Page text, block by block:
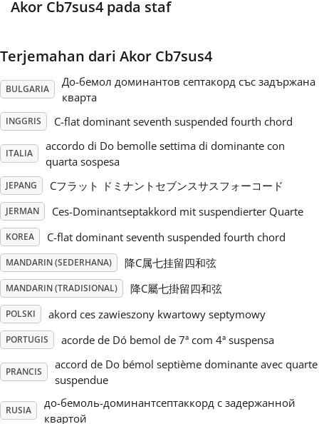
Português
Türkçe
Українська
简体中文
繁體中文
Akor Cb7sus4 pada staf
Terjemahan dari Akor Cb7sus4
BULGARIA
До-бемол доминантов септакорд със задържана
кварта
INGGRIS C-flat dominant seventh suspended fourth chord
ITALIA
accordo di Do bemolle settima di dominante con
quarta sospesa
JEPANG Cフラット ドミナントセブンスサスフォーコード
JERMAN Ces-Dominantseptakkord mit suspendierter Quarte
KOREA C-flat dominant seventh suspended fourth chord
MANDARIN (SEDERHANA) 降C属七挂留四和弦
MANDARIN (TRADISIONAL) 降C屬七掛留四和弦
POLSKI akord ces zawieszony kwartowy septymowy
PORTUGIS acorde de Dó bemol de 7ª com 4ª suspensa
PRANCIS
accord de Do bémol septième dominante avec quarte
suspendue
RUSIA
до-бемоль-доминантсептаккорд с задержанной
квартой